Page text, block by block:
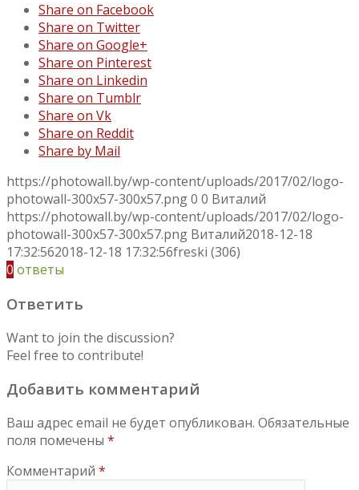
Share on Facebook
Share on Twitter
Share on Google+
Share on Pinterest
Share on Linkedin
Share on Tumblr
Share on Vk
Share on Reddit
Share by Mail
https://photowall.by/wp-content/uploads/2017/02/logo-
photowall-300x57-300x57.png0 0 Виталий
https://photowall.by/wp-content/uploads/2017/02/logo-
photowall-300x57-300x57.png Виталий2018-12-18
17:32:562018-12-18 17:32:56freski (306)
0 ответы
Ответить
Want to join the discussion?
Feel free to contribute!
Добавить комментарий
Ваш адрес email не будет опубликован. Обязательные
поля помечены *
Комментарий *